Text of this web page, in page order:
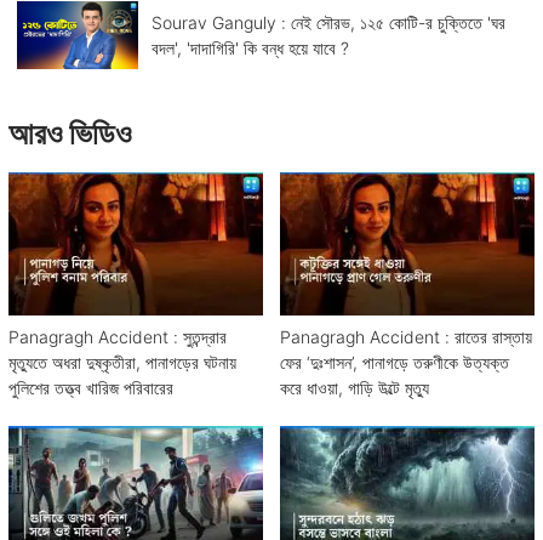
Sourav Ganguly : নেই সৌরভ, ১২৫ কোটি-র চুক্তিতে 'ঘর
বদল', 'দাদাগিরি' কি বন্ধ হয়ে যাবে ?
আরও ভিডিও
Panagragh Accident : সুতন্দ্রার
মৃত্যুতে অধরা দুষ্কৃতীরা, পানাগড়ের ঘটনায়
পুলিশের তত্ত্ব খারিজ পরিবারের
Panagragh Accident : রাতের রাস্তায়
ফের ‘দুঃশাসন’, পানাগড়ে তরুণীকে উত্যক্ত
করে ধাওয়া, গাড়ি উল্টে মৃত্যু